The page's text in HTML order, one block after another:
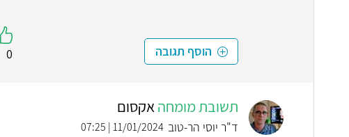
הוסף תגובה 0
תשובת מומחהאקסום
ד"ר יוסי הר-טוב 11/01/2024 | 07:25